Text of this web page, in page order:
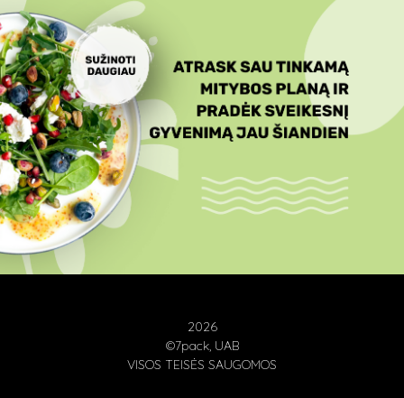
2026
©7pack, UAB
VISOS TEISĖS SAUGOMOS